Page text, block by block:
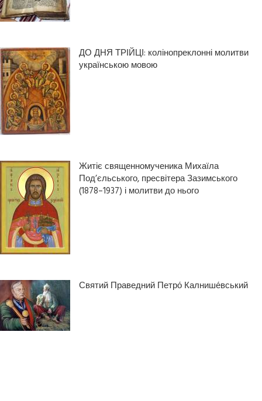
ДО ДНЯ ТРІЙЦІ: колінопреклонні молитви
українською мовою
Житіє священномученика Михаїла
Под’єльського, пресвітера Зазимського
(1878–1937) і молитви до нього
Святий Праведний Петро́ Калнише́вський